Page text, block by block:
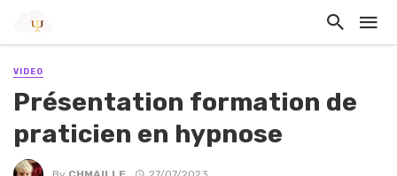
VIDEO
Présentation formation de
praticien en hypnose